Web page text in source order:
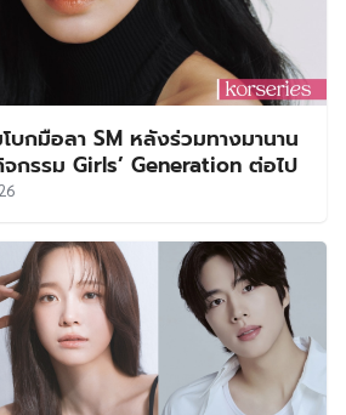
โบกมือลา SM หลังร่วมทางมานาน
กรรม Girls’ Generation ต่อไป